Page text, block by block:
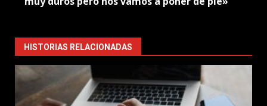
HISTORIAS RELACIONADAS